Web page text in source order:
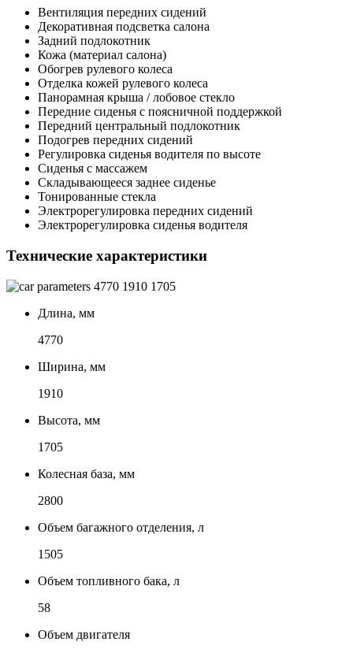
Вентиляция передних сидений
Декоративная подсветка салона
Задний подлокотник
Кожа (материал салона)
Обогрев рулевого колеса
Отделка кожей рулевого колеса
Панорамная крыша / лобовое стекло
Передние сиденья с поясничной поддержкой
Передний центральный подлокотник
Подогрев передних сидений
Регулировка сиденья водителя по высоте
Сиденья с массажем
Складывающееся заднее сиденье
Тонированные стекла
Электрорегулировка передних сидений
Электрорегулировка сиденья водителя
Технические характеристики
4770 1910 1705
Длина, мм
4770
Ширина, мм
1910
Высота, мм
1705
Колесная база, мм
2800
Объем багажного отделения, л
1505
Объем топливного бака, л
58
Объем двигателя